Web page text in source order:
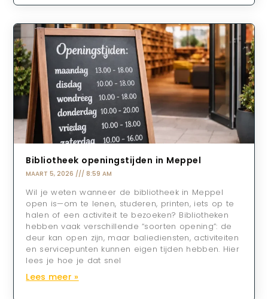
Bibliotheek openingstijden in Meppel
MAART 5, 2026 8:59 AM
Wil je weten wanneer de bibliotheek in Meppel
open is—om te lenen, studeren, printen, iets op te
halen of een activiteit te bezoeken? Bibliotheken
hebben vaak verschillende “soorten opening”: de
deur kan open zijn, maar baliediensten, activiteiten
en servicepunten kunnen eigen tijden hebben. Hier
lees je hoe je dat snel
Lees meer »